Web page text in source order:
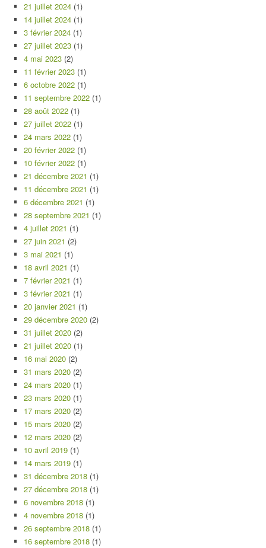
21 juillet 2024 (1)
14 juillet 2024 (1)
3 février 2024 (1)
27 juillet 2023 (1)
4 mai 2023 (2)
11 février 2023 (1)
6 octobre 2022 (1)
11 septembre 2022 (1)
28 août 2022 (1)
27 juillet 2022 (1)
24 mars 2022 (1)
20 février 2022 (1)
10 février 2022 (1)
21 décembre 2021 (1)
11 décembre 2021 (1)
6 décembre 2021 (1)
28 septembre 2021 (1)
4 juillet 2021 (1)
27 juin 2021 (2)
3 mai 2021 (1)
18 avril 2021 (1)
7 février 2021 (1)
3 février 2021 (1)
20 janvier 2021 (1)
29 décembre 2020 (2)
31 juillet 2020 (2)
21 juillet 2020 (1)
16 mai 2020 (2)
31 mars 2020 (2)
24 mars 2020 (1)
23 mars 2020 (1)
17 mars 2020 (2)
15 mars 2020 (2)
12 mars 2020 (2)
10 avril 2019 (1)
14 mars 2019 (1)
31 décembre 2018 (1)
27 décembre 2018 (1)
6 novembre 2018 (1)
4 novembre 2018 (1)
26 septembre 2018 (1)
16 septembre 2018 (1)